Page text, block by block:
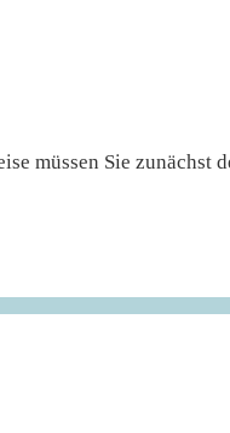
müssen Sie zunächst